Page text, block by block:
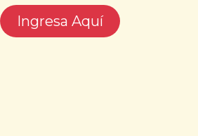
Ingresa Aquí